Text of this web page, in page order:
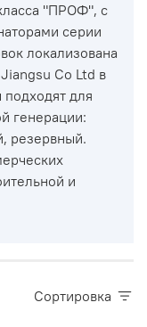
"ПРОФ", с
серии
локализована
Co Ltd в
для
генерации:
резервный.
и
Сортировка